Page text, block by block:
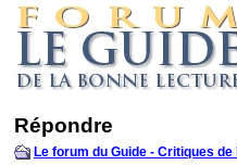
Répondre
Le forum du Guide - Critiques de